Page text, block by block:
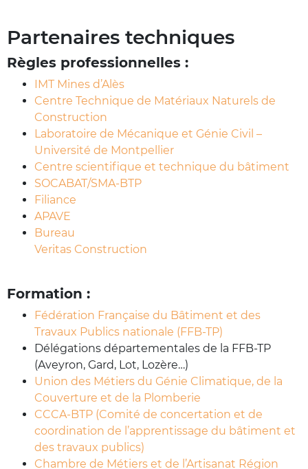
Partenaires techniques
Règles professionnelles :
IMT Mines d’Alès
Centre Technique de Matériaux Naturels de
Construction
Laboratoire de Mécanique et Génie Civil –
Université de Montpellier
Centre scientifique et technique du bâtiment
SOCABAT/SMA-BTP
Filiance
APAVE
Bureau
Veritas Construction
Formation :
Fédération Française du Bâtiment et des
Travaux Publics nationale (FFB-TP)
Délégations départementales de la FFB-TP
(Aveyron, Gard, Lot, Lozère…)
Union des Métiers du Génie Climatique, de la
Couverture et de la Plomberie
CCCA-BTP (Comité de concertation et de
coordination de l’apprentissage du bâtiment et
des travaux publics)
Chambre de Métiers et de l’Artisanat Région